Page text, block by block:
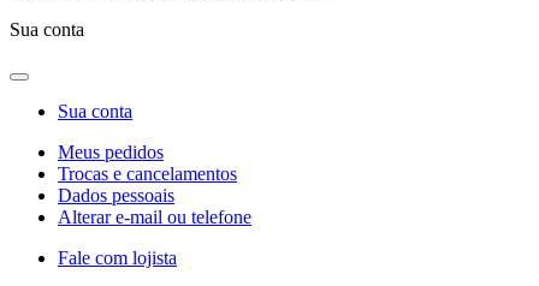
Sua conta
Sua conta
Meus pedidos
Trocas e cancelamentos
Dados pessoais
Alterar e-mail ou telefone
Fale com lojista